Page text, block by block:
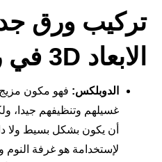
تركيب ورق
الابعاد 3D في راس الخيمة
الدوبلكس: فهو مكون مزيج
غسيلهم وتنظيفهم جيدا،
أن يكون بشكل بسيط ولا
لإستخدامة هو غرفة النوم